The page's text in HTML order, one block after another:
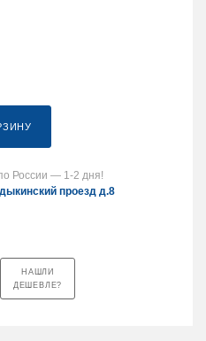
России — 1-2 дня!
проезд д.8
НАШЛИ
ДЕШЕВЛЕ?